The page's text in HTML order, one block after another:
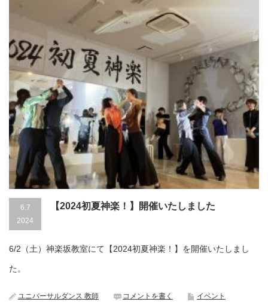
6.7
2024
【2024初夏神楽！】開催いたしました
6/2（土）神楽坂教室にて【2024初夏神楽！】を開催いたしまし
た。
ユニバーサルダンス 教師 コメントを書く
イベント